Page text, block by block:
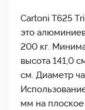
Cartoni T625
это
200 кг.
высота 141,0
см. Диаметр
мм на